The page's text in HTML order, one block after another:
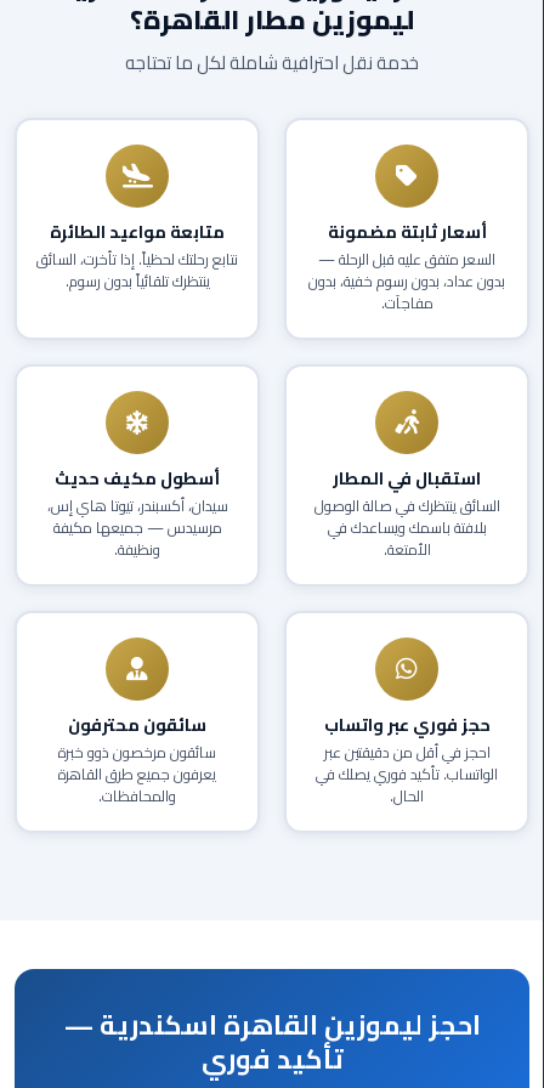
EN
AR
العين
العرب
الغردقة
ليموزين
دهب
راس
سدر
ليموزين مطار القاهرة؟
خدمة نقل احترافية شاملة لكل ما تحتاجه
أسعار ثابتة مضمونة
السعر متفق عليه قبل الرحلة —
بدون عداد، بدون رسوم خفية، بدون
مفاجآت.
متابعة مواعيد الطائرة
نتابع رحلتك لحظياً. إذا تأخرت، السائق
ينتظرك تلقائياً بدون رسوم.
استقبال في المطار
السائق ينتظرك في صالة الوصول
بلافتة باسمك ويساعدك في
الأمتعة.
أسطول مكيف حديث
سيدان، أكسبندر، تيوتا هاي إس،
مرسيدس — جميعها مكيفة
ونظيفة.
حجز فوري عبر واتساب
احجز في أقل من دقيقتين عبر
الواتساب. تأكيد فوري يصلك في
الحال.
سائقون محترفون
سائقون مرخصون ذوو خبرة
يعرفون جميع طرق القاهرة
والمحافظات.
احجز ليموزين القاهرة اسكندرية —
تأكيد فوري